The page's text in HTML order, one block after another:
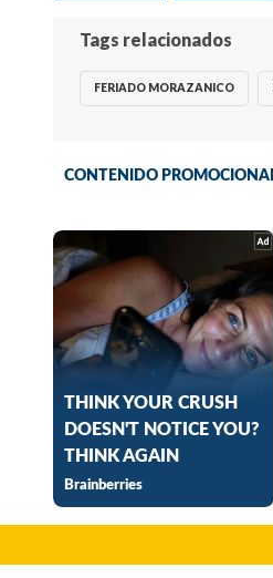
Tags relacionados
FERIADO MORAZANICO